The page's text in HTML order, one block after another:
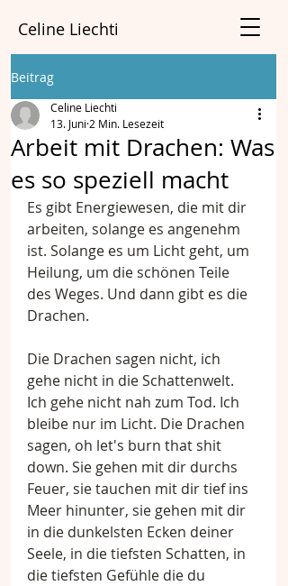
Celine Liechti
Beitrag
Arbeit mit Drachen: Was
es so speziell macht
Celine Liechti
13. Juni 2 Min. Lesezeit
Es gibt Energiewesen, die mit dir
arbeiten, solange es angenehm
ist. Solange es um Licht geht, um
Heilung, um die schönen Teile
des Weges. Und dann gibt es die
Drachen.
Die Drachen sagen nicht, ich
gehe nicht in die Schattenwelt.
Ich gehe nicht nah zum Tod. Ich
bleibe nur im Licht. Die Drachen
sagen, oh let's burn that shit
down. Sie gehen mit dir durchs
Feuer, sie tauchen mit dir tief ins
Meer hinunter, sie gehen mit dir
in die dunkelsten Ecken deiner
Seele, in die tiefsten Schatten, in
die tiefsten Gefühle die du